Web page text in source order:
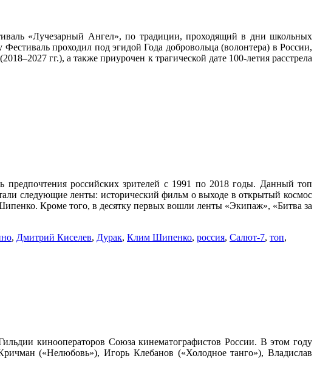
«Лучезарный Ангел», по традиции, проходящий в дни школьных
проходил под эгидой Года добровольца (волонтера) в России,
гг.), а также приурочен к трагической дате 100-летия расстрела
российских зрителей с 1991 по 2018 годы. Данный топ
следующие ленты: исторический фильм о выходе в открытый космос
Кроме того, в десятку первых вошли ленты «Экипаж», «Битва за
, Дмитрий Киселев, Дурак, Клим Шипенко, россия, Салют-7, топ,
кинооператоров Союза кинематографистов России. В этом году
(«Нелюбовь»), Игорь Клебанов («Холодное танго»), Владислав